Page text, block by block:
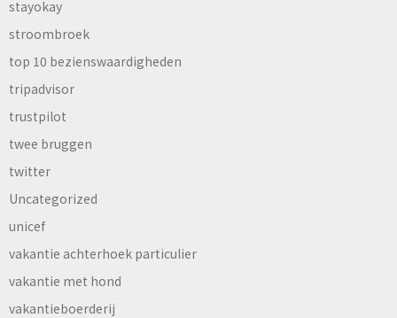
stayokay
stroombroek
top 10 bezienswaardigheden
tripadvisor
trustpilot
twee bruggen
twitter
Uncategorized
unicef
vakantie achterhoek particulier
vakantie met hond
vakantieboerderij